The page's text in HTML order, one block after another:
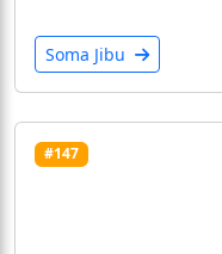
Soma Jibu
#147